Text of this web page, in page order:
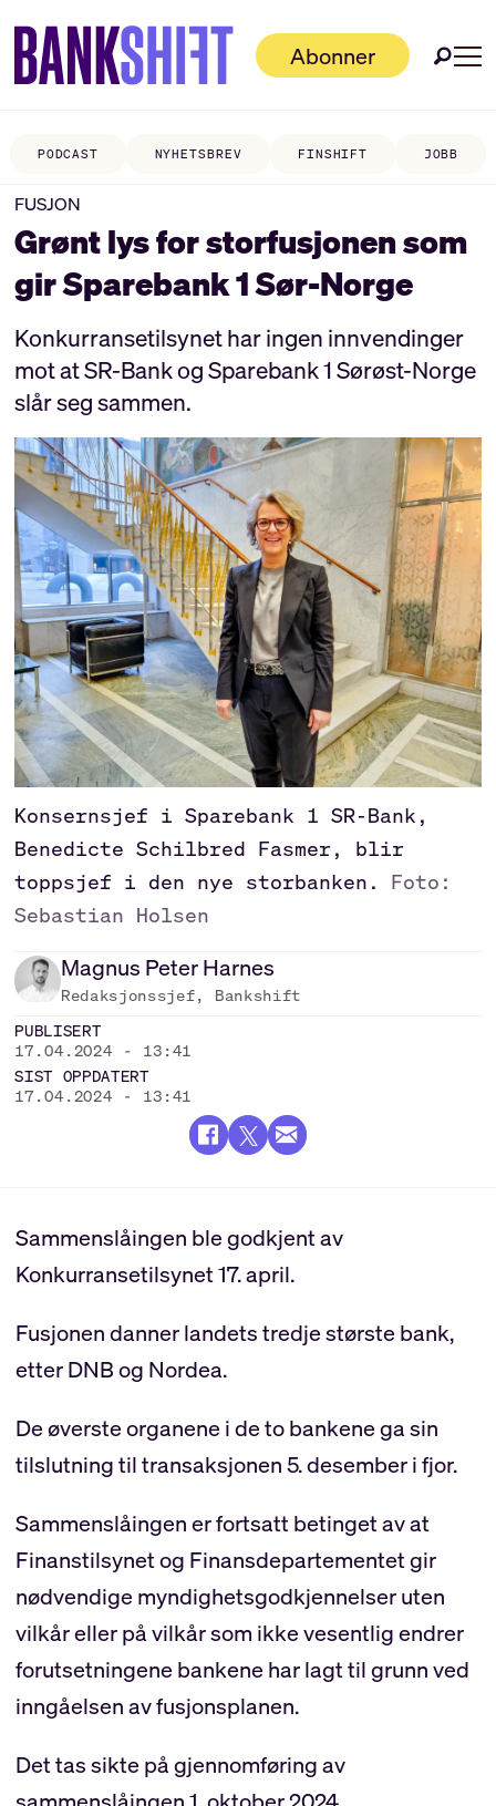
Abonner
PODCAST NYHETSBREV FINSHIFT JOBB
FUSJON
Grønt lys for storfusjonen som
gir Sparebank 1 Sør-Norge
Konkurransetilsynet har ingen innvendinger
mot at SR-Bank og Sparebank 1 Sørøst-Norge
slår seg sammen.
Konsernsjef i Sparebank 1 SR-Bank,
Benedicte Schilbred Fasmer, blir
toppsjef i den nye storbanken.
Foto:
Sebastian Holsen
Magnus PeterHarnes
Redaksjonssjef, Bankshift
PUBLISERT
17.04.2024 - 13:41
SIST OPPDATERT
17.04.2024 - 13:41
Sammenslåingen ble godkjent av
Konkurransetilsynet 17. april.
Fusjonen danner landets tredje største bank,
etter DNB og Nordea.
De øverste organene i de to bankene ga sin
tilslutning til transaksjonen 5. desember i fjor.
Sammenslåingen er fortsatt betinget av at
Finanstilsynet og Finansdepartementet gir
nødvendige myndighetsgodkjennelser uten
vilkår eller på vilkår som ikke vesentlig endrer
forutsetningene bankene har lagt til grunn ved
inngåelsen av fusjonsplanen.
Det tas sikte på gjennomføring av